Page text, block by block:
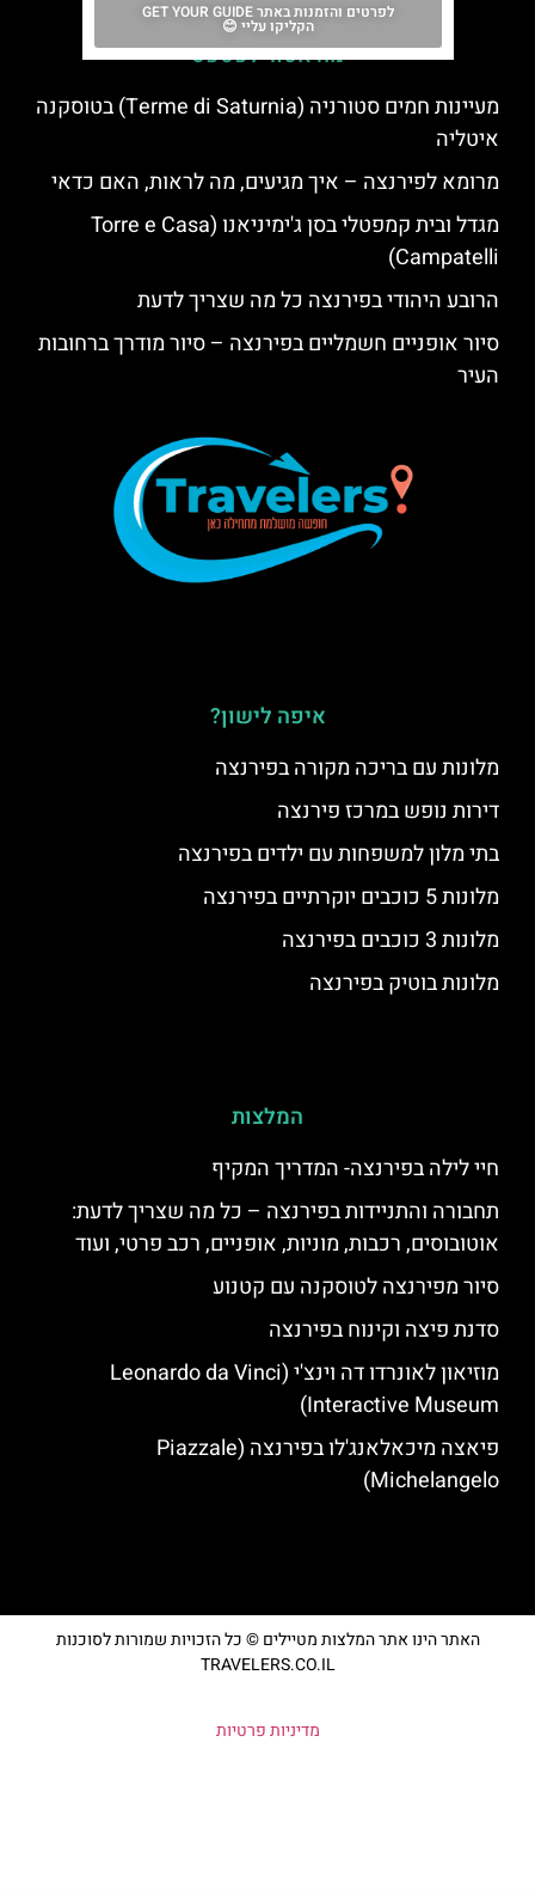
מה אסור לפספס
מעיינות חמים סטורניה (Terme di Saturnia) בטוסקנה
איטליה
מרומא לפירנצה – איך מגיעים, מה לראות, האם כדאי
מגדל ובית קמפטלי בסן ג'ימיניאנו (Torre e Casa
Campatelli)
הרובע היהודי בפירנצה כל מה שצריך לדעת
סיור אופניים חשמליים בפירנצה – סיור מודרך ברחובות
העיר
איפה לישון?
מלונות עם בריכה מקורה בפירנצה
דירות נופש במרכז פירנצה
בתי מלון למשפחות עם ילדים בפירנצה
מלונות 5 כוכבים יוקרתיים בפירנצה
מלונות 3 כוכבים בפירנצה
מלונות בוטיק בפירנצה
המלצות
חיי לילה בפירנצה- המדריך המקיף
תחבורה והתניידות בפירנצה – כל מה שצריך לדעת:
אוטובוסים, רכבות, מוניות, אופניים, רכב פרטי, ועוד
סיור מפירנצה לטוסקנה עם קטנוע
סדנת פיצה וקינוח בפירנצה
מוזיאון לאונרדו דה וינצ'י (Leonardo da Vinci
Interactive Museum)
פיאצה מיכאלאנג'לו בפירנצה (Piazzale
Michelangelo)
האתר הינו אתר המלצות מטיילים © כל הזכויות שמורות לסוכנות
TRAVELERS.CO.IL
מדיניות פרטיות
לפרטים והזמנות באתר GET YOUR GUIDE
הקליקו עליי 😊